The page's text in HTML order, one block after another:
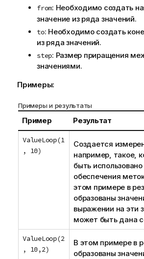
к
и
ф
о
р
м
ц
и
и
from: Необходимо создать
значение из ряда значений.
to: Необходимо создать
из ряда значений.
step: Размер приращения
значениями.
Примеры:
Примеры и результаты
Пример Результат
ValueLoop(1
, 10)
Создается
например, такое,
быть
обеспечения
этом примере в
образованы
выражении на эти
может быть дана
ValueLoop(2
, 10,2)
В этом примере в
образованы